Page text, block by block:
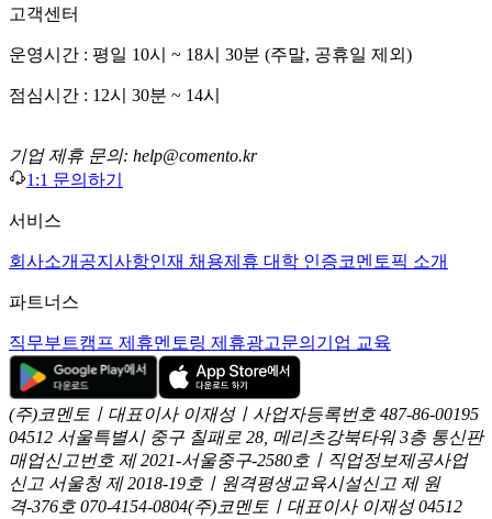
고객센터
운영시간 : 평일 10시 ~ 18시 30분 (주말, 공휴일 제외)
점심시간 : 12시 30분 ~ 14시
기업 제휴 문의: help@comento.kr
1:1 문의하기
서비스
회사소개 공지사항인재 채용제휴 대학 인증코멘토픽 소개
파트너스
직무부트캠프 제휴멘토링 제휴광고문의 기업 교육
(주)코멘토ㅣ대표이사 이재성ㅣ사업자등록번호 487-86-00195
04512 서울특별시 중구 칠패로 28, 메리츠강북타워 3층 통신판
매업신고번호 제 2021-서울중구-2580호ㅣ직업정보제공사업
신고 서울청 제 2018-19호ㅣ원격평생교육시설신고 제 원
격-376호 070-4154-0804(주)코멘토ㅣ대표이사 이재성 04512